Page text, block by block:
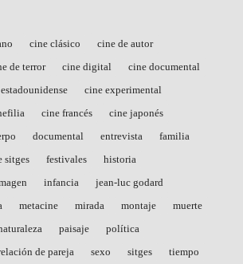
cine clásico
cine de autor
de terror cine digital
cine documental
cine experimental
cine francés
cine japonés
documental entrevista
familia
sitges festivales
historia
infancia
jean-luc godard
metacine mirada montaje
muerte
paisaje
política
de pareja sexo sitges tiempo